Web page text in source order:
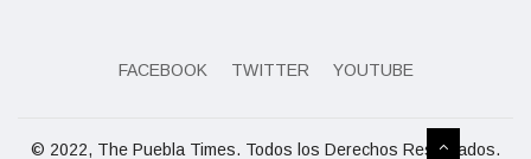
FACEBOOK TWITTER YOUTUBE
© 2022, The Puebla Times. Todos los Derechos Reservados.